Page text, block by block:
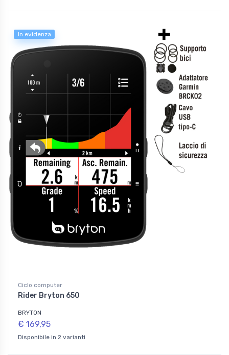
In evidenza
Ciclo computer
Rider Bryton 650
BRYTON
€ 169,95
Disponibile in 2 varianti